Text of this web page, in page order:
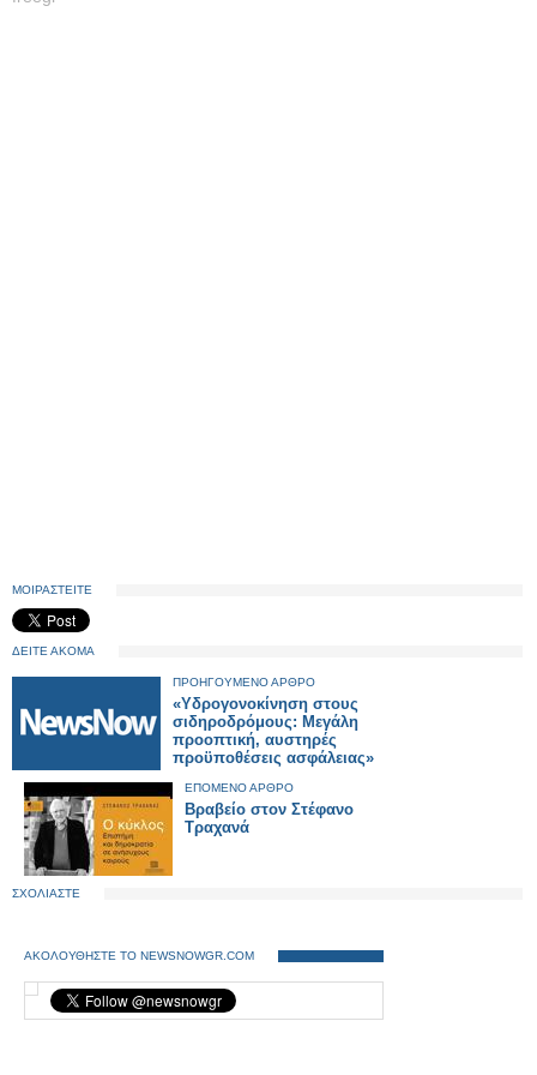
ΜΟΙΡΑΣΤΕΙΤΕ
ΔΕΙΤΕ ΑΚΟΜΑ
ΠΡΟΗΓΟΥΜΕΝΟ ΑΡΘΡΟ
«Υδρογονοκίνηση στους
σιδηροδρόμους: Μεγάλη
προοπτική, αυστηρές
προϋποθέσεις ασφάλειας»
ΕΠΟΜΕΝΟ ΑΡΘΡΟ
Βραβείο στον Στέφανο
Τραχανά
ΣΧΟΛΙΑΣΤΕ
ΑΚΟΛΟΥΘΗΣΤΕ ΤΟ NEWSNOWGR.COM